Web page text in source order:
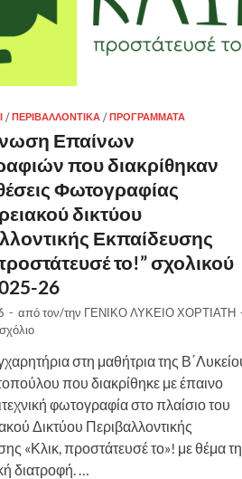
/ΠΕΡΙΒΑΛΛΟΝΤΙΚΆ /ΠΡΟΓΡΆΜΜΑΤΑ
Επαίνων
που διακρίθηκαν
Φωτογραφίας
δικτύου
Εκπαίδευσης
το!” σχολικού
26
- από τον/την ΓΕΝΙΚΟ ΛΥΚΕΙΟ ΧΟΡΤΙΑΤΗ
στη μαθήτρια της
που διακρίθηκε με έπαινο
φωτογραφία στο πλαίσιο του
Δικτύου Περιβαλλοντικής
«Κλικ, προστάτευσέ το»! με θέμα τη
διατροφή. …